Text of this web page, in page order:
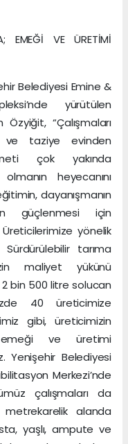
EMEĞİ VE ÜRETİMİ
Belediyesi Emine &
yürütülen
“Çalışmaları
ve taziye evinden
çok yakında
heyecanını
dayanışmanın
güçlenmesi için
Üreticilerimize yönelik
tarıma
maliyet yükünü
bin 500 litre solucan
40 üreticimize
gibi, üreticimizin
emeği ve üretimi
Belediyesi
Merkezi’nde
çalışmaları da
metrekarelik alanda
yaşlı, ampute ve